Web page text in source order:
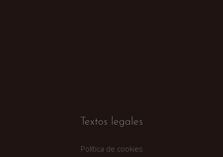
Textos legales
Política de cookies